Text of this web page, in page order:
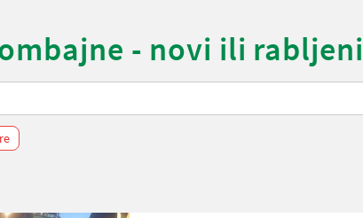
- novi ili rabljeni